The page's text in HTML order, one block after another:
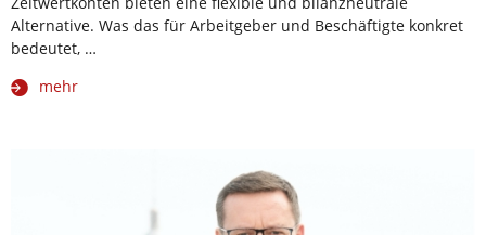
Alternative. Was das für Arbeitgeber und Beschäftigte konkret
bedeutet, …
mehr